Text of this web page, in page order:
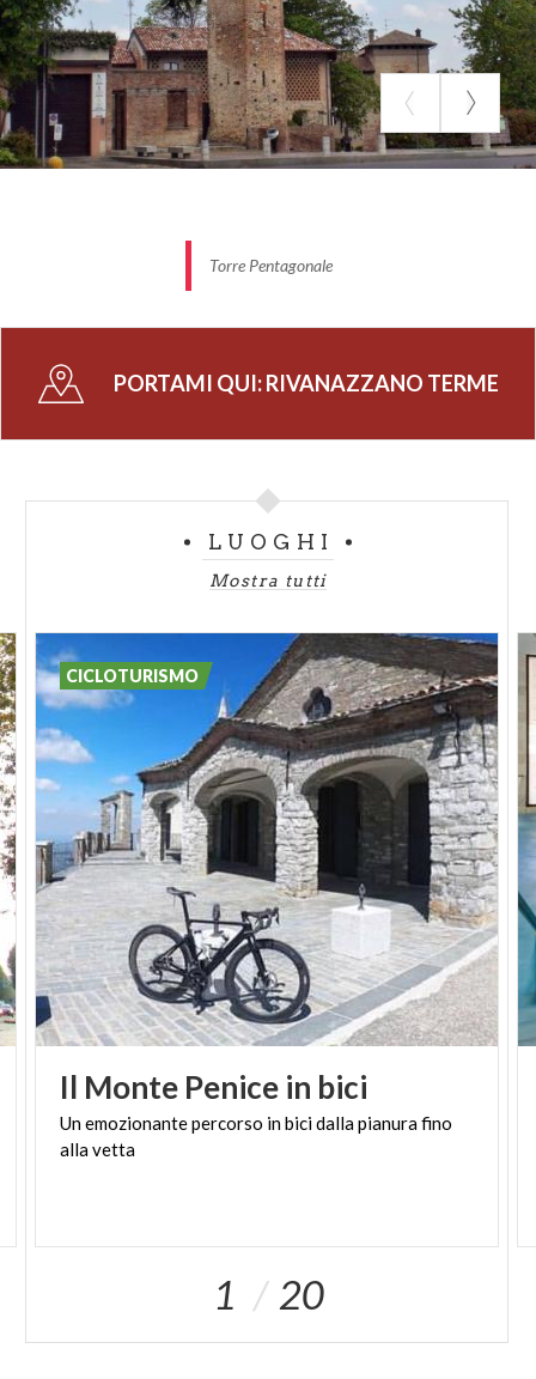
Torre Pentagonale
PORTAMI QUI:RIVANAZZANO TERME
LUOGHI
Mostra tutti
Il Monte Penice in bici
Unemozionantepercorso inbicidallapianurafino
allavetta
CICLOTURISMO
1 20